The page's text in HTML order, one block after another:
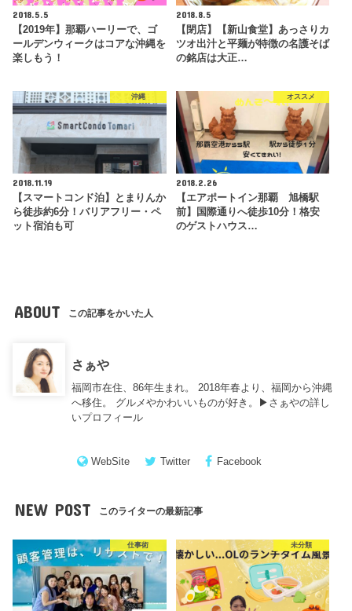
2018.5.5
【2019年】那覇ハーリーで、ゴ
ールデンウィークはコアな沖縄を
楽しもう！
2018.8.5
【閉店】【新山食堂】あっさりカ
ツオ出汁と平麺が特徴の名護そば
の銘店は大正…
沖縄
2018.11.19
【スマートコンド泊】とまりんか
ら徒歩約6分！バリアフリー・ペ
ット宿泊も可
オススメ
2018.2.26
【エアポートイン那覇 旭橋駅
前】国際通りへ徒歩10分！格安
のゲストハウス…
ABOUT この記事をかいた人
さぁや
福岡市在住、86年生まれ。 2018年春より、福岡から沖縄
へ移住。 グルメやかわいいものが好き。▶︎ さぁやの詳し
いプロフィール
WebSite Twitter Facebook
NEW POST このライターの最新記事
仕事術 未分類